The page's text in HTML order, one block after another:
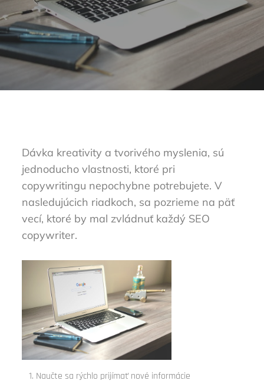
Dávka kreativity a tvorivého myslenia, sú
jednoducho vlastnosti, ktoré pri
copywritingu nepochybne potrebujete. V
nasledujúcich riadkoch, sa pozrieme na päť
vecí, ktoré by mal zvládnuť každý SEO
copywriter.
Naučte sa rýchlo prijímať nové informácie